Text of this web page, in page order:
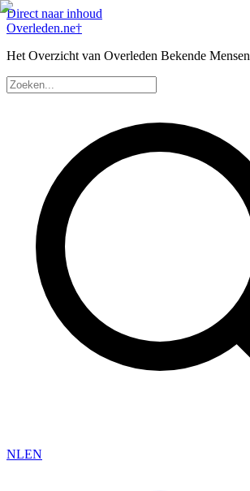
Direct naar inhoud
Overleden.ne†
Het Overzicht van Overleden Bekende Mensen
NLEN